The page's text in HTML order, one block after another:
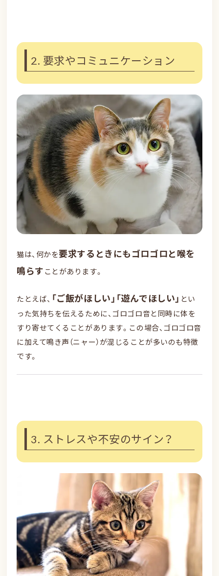
2. 要求やコミュニケーション
猫は、何かを要求するときにもゴロゴロと喉を
鳴らすことがあります。
たとえば、 「ご飯がほしい」「遊んでほしい」 とい
った気持ちを伝えるために、ゴロゴロ音と同時に体を
すり寄せてくることがあります。この場合、ゴロゴロ音
に加えて鳴き声（ニャー）が混じることが多いのも特徴
です。
3. ストレスや不安のサイン？